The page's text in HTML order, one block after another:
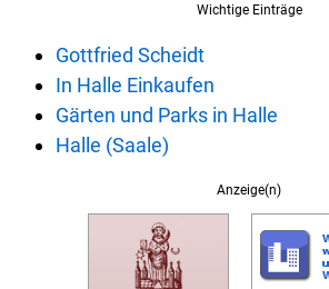
Wichtige Einträge
Gottfried Scheidt
In Halle Einkaufen
Gärten und Parks in Halle
Halle (Saale)
Anzeige(n)